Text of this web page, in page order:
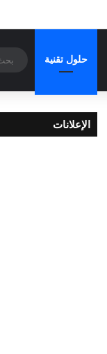
حلول تقنية
الإعلانات